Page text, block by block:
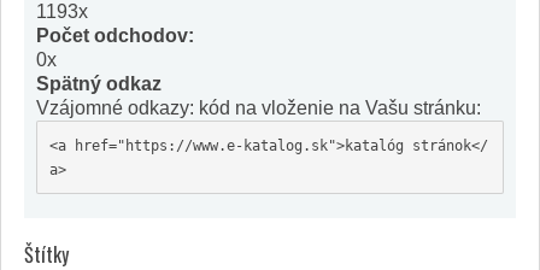
1193x
Počet odchodov:
0x
Spätný odkaz
Vzájomné odkazy: kód na vloženie na Vašu stránku:
<a href="https://www.e-katalog.sk">katalóg stránok</
a>
Štítky